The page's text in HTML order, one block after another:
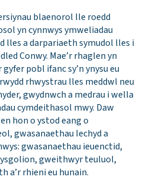
blaenorol lle roedd
yn cynnwys ymweliadau
lles a darpariaeth symudol lles i
Conwy. Mae’r rhaglen yn
pobl ifanc sy’n ynysu eu
rhwystrau lles meddwl neu
gwydnwch a medrau i wella
cymdeithasol mwy. Daw
hon o ystod eang o
gwasanaethau Iechyd a
gwasanaethau ieuenctid,
ysgolion, gweithwyr teuluol,
a’r rhieni eu hunain.